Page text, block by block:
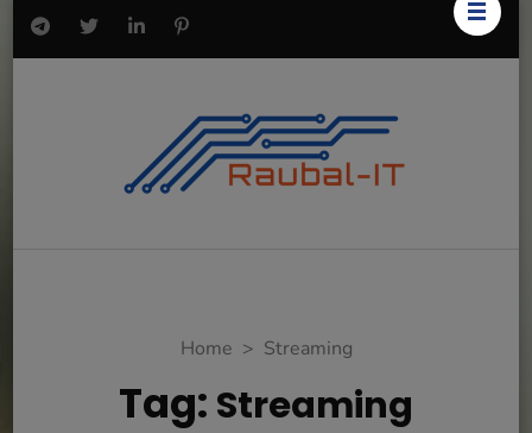
Home > Streaming
Tag: Streaming